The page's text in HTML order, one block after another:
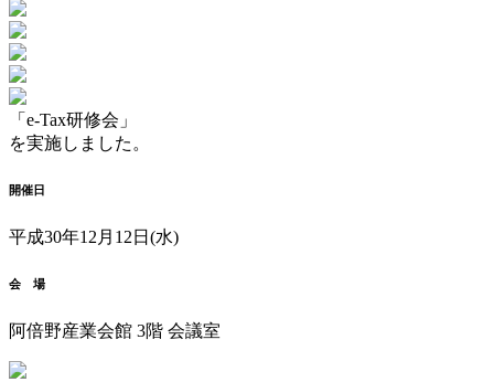
「e-Tax研修会」
を実施しました。
開催日
平成30年12月12日(水)
会 場
阿倍野産業会館 3階 会議室